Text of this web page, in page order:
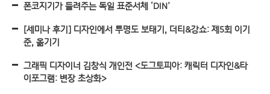
폰코지기가 들려주는 독일 표준서체 ‘DIN’
[세미나 후기] 디자인에서 투명도 보태기, 더티&강쇼: 제5회 이기
준, 옮기기
그래픽 디자이너 김창식 개인전 <도그토피아: 캐릭터 디자인&타
이포그램: 변장 초상화>